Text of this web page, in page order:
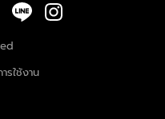
รใช้งาน